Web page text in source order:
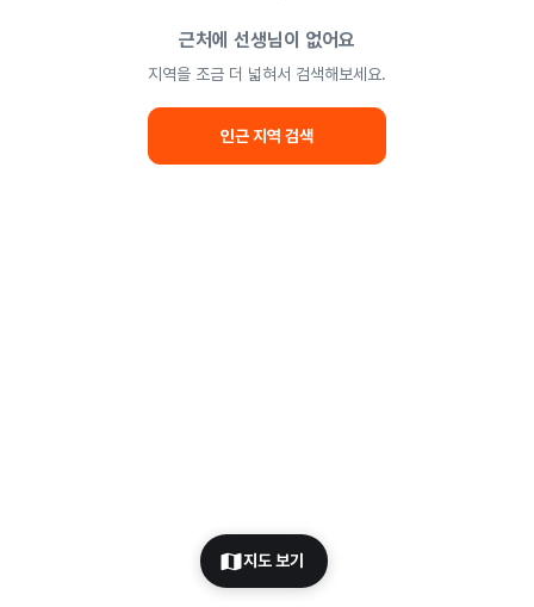
지도 보기
근처에 선생님이 없어요
지역을 조금 더 넓혀서 검색해보세요.
인근 지역 검색